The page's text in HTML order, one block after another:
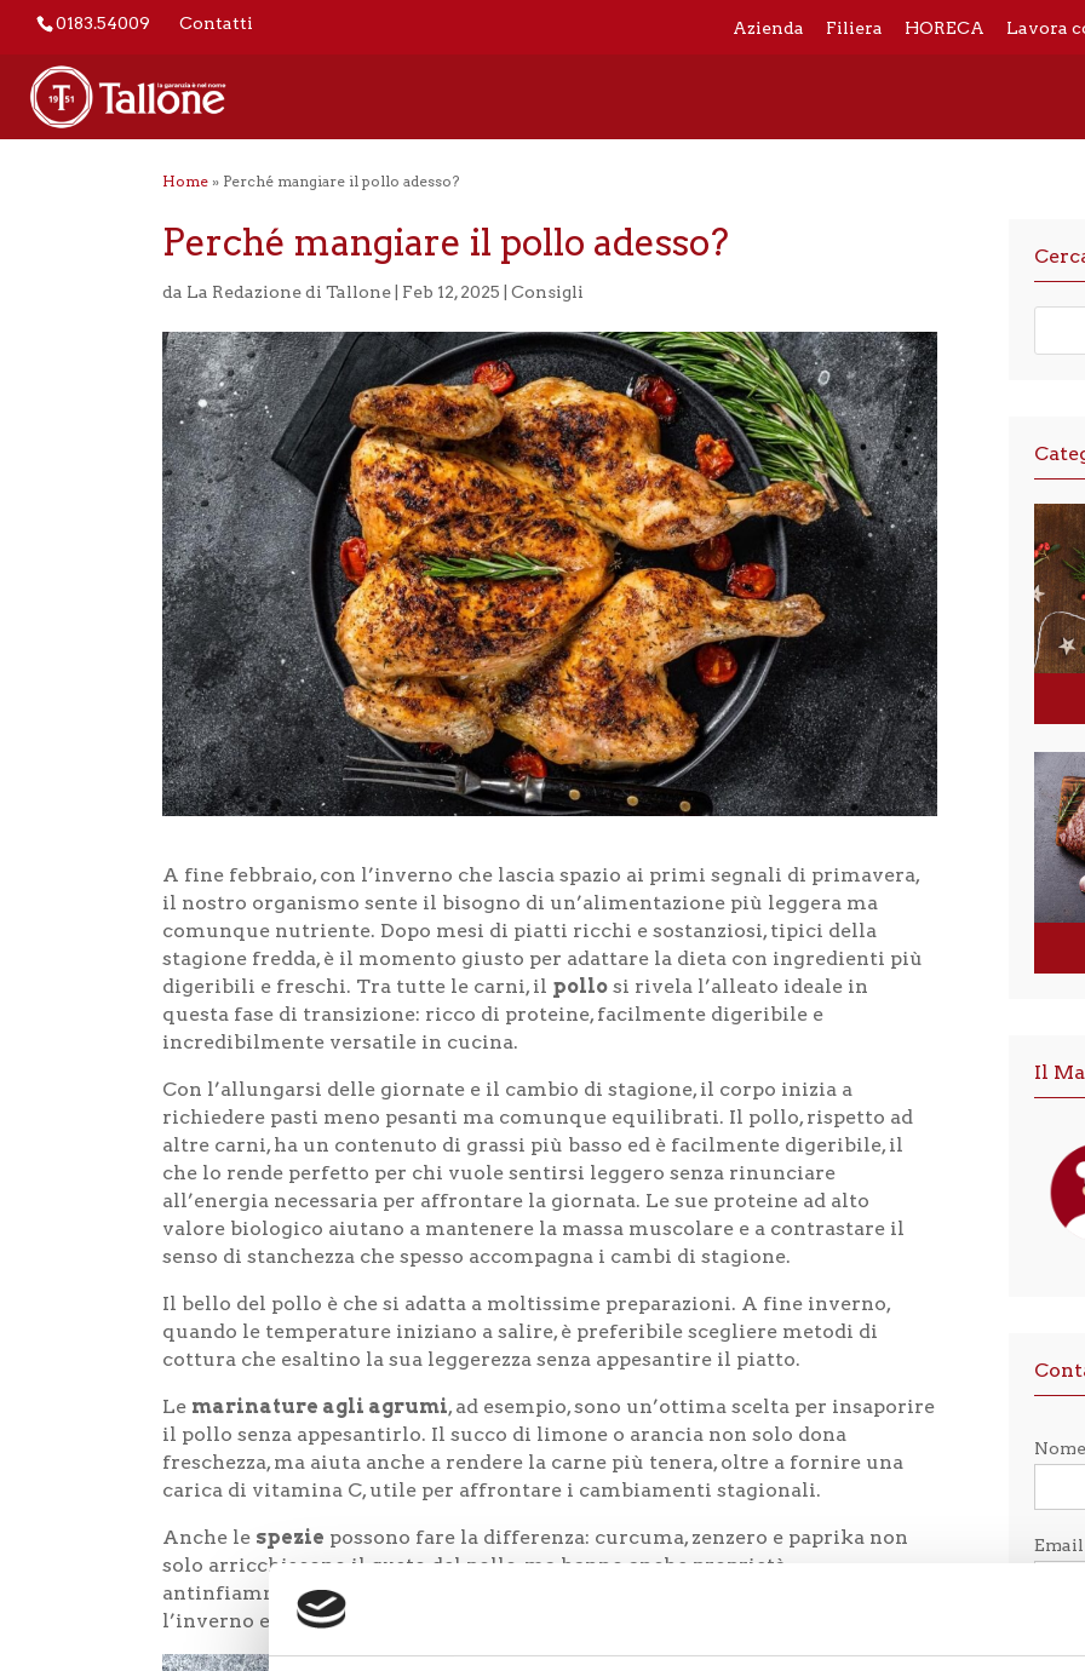
0183.54009 Contatti Azienda Filiera HORECA Lavora
Home » Perché mangiare il pollo adesso?
Perché mangiare il pollo adesso?
da La Redazione di Tallone Feb 12, 2025 |Consigli
A fine febbraio, con l’inverno che lascia spazio ai primi segnali di primavera,
il nostro organismo sente il bisogno di un’alimentazione più leggera ma
comunque nutriente. Dopo mesi di piatti ricchi e sostanziosi, tipici della
stagione fredda, è il momento giusto per adattare la dieta con ingredienti più
digeribili e freschi. Tra tutte le carni, il pollo si rivela l’alleato ideale in
questa fase di transizione: ricco di proteine, facilmente digeribile e
incredibilmente versatile in cucina.
Con l’allungarsi delle giornate e il cambio di stagione, il corpo inizia a
richiedere pasti meno pesanti ma comunque equilibrati. Il pollo, rispetto ad
altre carni, ha un contenuto di grassi più basso ed è facilmente digeribile, il
che lo rende perfetto per chi vuole sentirsi leggero senza rinunciare
all’energia necessaria per affrontare la giornata. Le sue proteine ad alto
valore biologico aiutano a mantenere la massa muscolare e a contrastare il
senso di stanchezza che spesso accompagna i cambi di stagione.
Il bello del pollo è che si adatta a moltissime preparazioni. A fine inverno,
quando le temperature iniziano a salire, è preferibile scegliere metodi di
cottura che esaltino la sua leggerezza senza appesantire il piatto.
Le marinature agli agrumi, ad esempio, sono un’ottima scelta per insaporire
il pollo senza appesantirlo. Il succo di limone o arancia non solo dona
freschezza, ma aiuta anche a rendere la carne più tenera, oltre a fornire una
carica di vitamina C, utile per affrontare i cambiamenti stagionali.
Anche le spezie possono fare la differenza: curcuma, zenzero e paprika non
solo arricchiscono il gusto del pollo, ma hanno anche proprietà
antinfiammatorie e digestive, perfette per questa fase di passaggio tra
l’inverno e la primavera.
Il
Nome